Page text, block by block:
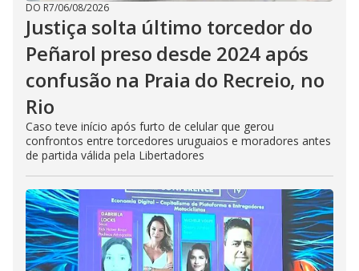
DO R7/06/08/2026
Justiça solta último torcedor do
Peñarol preso desde 2024 após
confusão na Praia do Recreio, no
Rio
Caso teve início após furto de celular que gerou
confrontos entre torcedores uruguaios e moradores antes
de partida válida pela Libertadores